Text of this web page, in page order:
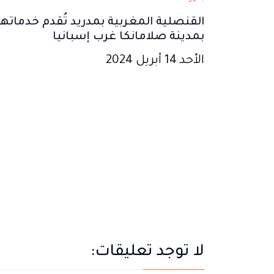
القنصلية المغربية بمدريد تُقدم
بمدينة صلامانكا غرب إسبانيا
الأحد 14 أبريل 2024
لا توجد تعليقات: